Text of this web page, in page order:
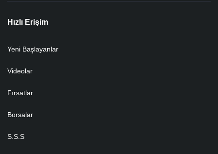
Hızlı Erişim
Yeni Başlayanlar
Videolar
Fırsatlar
Borsalar
S.S.S